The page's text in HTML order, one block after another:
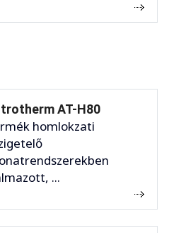
AT-H80
homlokzati
...